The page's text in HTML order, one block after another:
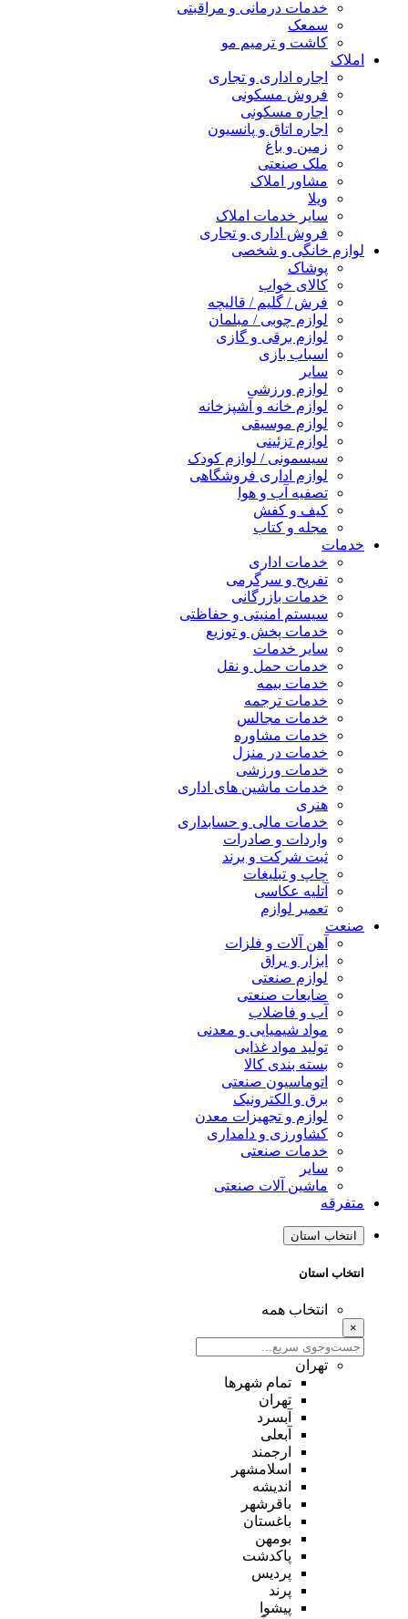
خدمات درمانی و مراقبتی
سمعک
کاشت و ترمیم مو
املاک
اجاره اداری و تجاری
فروش مسکونی
اجاره مسکونی
اجاره اتاق و پانسیون
زمین و باغ
ملک صنعتی
مشاور املاک
ویلا
سایر خدمات املاک
فروش اداری و تجاری
لوازم خانگی و شخصی
پوشاک
کالای خواب
فرش / گلیم / قالیچه
لوازم چوبی / مبلمان
لوازم برقی و گازی
اسباب بازی
سایر
لوازم ورزشی
لوازم خانه و آشپزخانه
لوازم موسیقی
لوازم تزئینی
سیسمونی / لوازم کودک
لوازم اداری فروشگاهی
تصفیه آب و هوا
کیف و کفش
مجله و کتاب
خدمات
خدمات اداری
تفریح و سرگرمی
خدمات بازرگانی
سیستم امنیتی و حفاظتی
خدمات پخش و توزیع
سایر خدمات
خدمات حمل و نقل
خدمات بیمه
خدمات ترجمه
خدمات مجالس
خدمات مشاوره
خدمات در منزل
خدمات ورزشی
خدمات ماشین های اداری
هنری
خدمات مالی و حسابداری
واردات و صادرات
ثبت شرکت و برند
چاپ و تبلیغات
آتلیه عکاسی
تعمیر لوازم
صنعت
آهن آلات و فلزات
ابزار و یراق
لوازم صنعتی
ضایعات صنعتی
آب و فاضلاب
مواد شیمیایی و معدنی
تولید مواد غذایی
بسته بندی کالا
اتوماسیون صنعتی
برق و الکترونیک
لوازم و تجهیزات معدن
کشاورزی و دامداری
خدمات صنعتی
سایر
ماشین آلات صنعتی
متفرقه
انتخاب استان
انتخاب استان
انتخاب همه
×
تهران
تمام شهر‌ها
تهران
آبسرد
آبعلی
ارجمند
اسلامشهر
اندیشه
باقرشهر
باغستان
بومهن
پاکدشت
پردیس
پرند
پیشوا